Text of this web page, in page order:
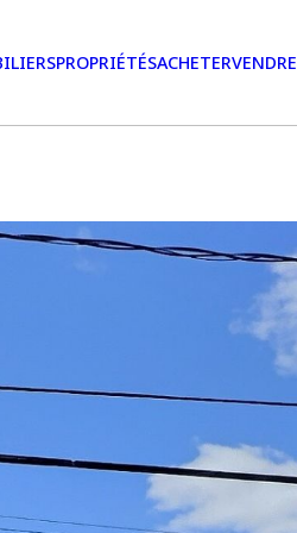
PROPRIÉTÉSACHETERVENDRE